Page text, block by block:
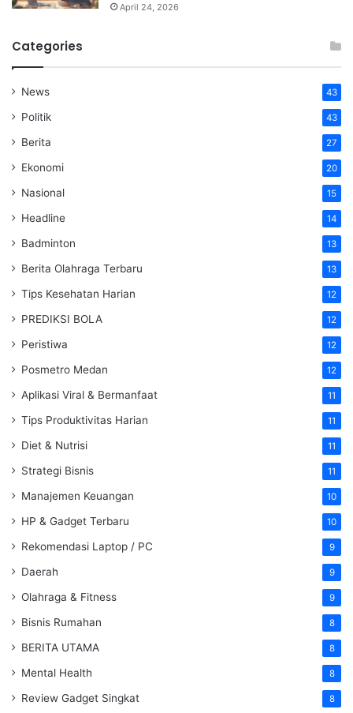
April 24, 2026
Categories
News 43
Politik 43
Berita 27
Ekonomi 20
Nasional 15
Headline 14
Badminton 13
Berita Olahraga Terbaru 13
Tips Kesehatan Harian 12
PREDIKSI BOLA 12
Peristiwa 12
Posmetro Medan 12
Aplikasi Viral & Bermanfaat 11
Tips Produktivitas Harian 11
Diet & Nutrisi 11
Strategi Bisnis 11
Manajemen Keuangan 10
HP & Gadget Terbaru 10
Rekomendasi Laptop / PC 9
Daerah 9
Olahraga & Fitness 9
Bisnis Rumahan 8
BERITA UTAMA 8
Mental Health 8
Review Gadget Singkat 8